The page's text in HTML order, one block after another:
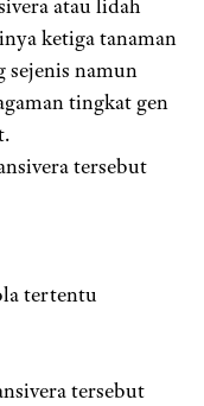
atau lidah
ketiga tanaman
sejenis namun
tingkat gen
tersebut
tertentu
tersebut